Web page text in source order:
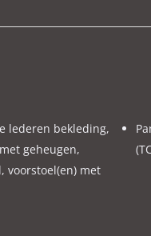
boot, aanhanger
Van Der Welk.
die voor u belangrijk
lederen bekleding,
geheugen,
voorstoel(en) met